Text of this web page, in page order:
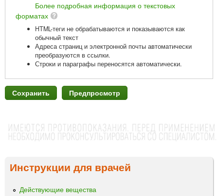
Более подробная информация о текстовых
форматах
HTML-теги не обрабатываются и показываются как
обычный текст
Адреса страниц и электронной почты автоматически
преобразуются в ссылки.
Строки и параграфы переносятся автоматически.
Инструкции для врачей
Действующие вещества